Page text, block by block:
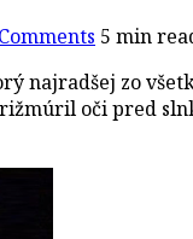
5 min
najradšej zo
oči pred